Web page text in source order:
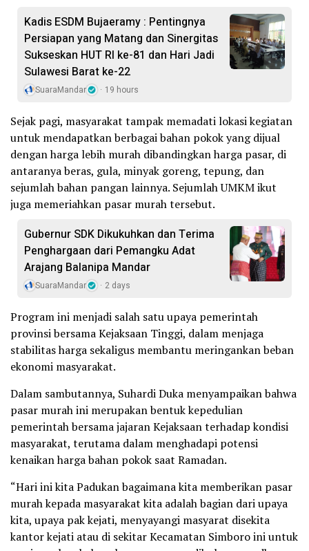
Kadis ESDM Bujaeramy : Pentingnya
Persiapan yang Matang dan Sinergitas
Sukseskan HUT RI ke-81 dan Hari Jadi
Sulawesi Barat ke-22
SuaraMandar 19 hours
Sejak pagi, masyarakat tampak memadati lokasi kegiatan
untuk mendapatkan berbagai bahan pokok yang dijual
dengan harga lebih murah dibandingkan harga pasar, di
antaranya beras, gula, minyak goreng, tepung, dan
sejumlah bahan pangan lainnya. Sejumlah UMKM ikut
juga memeriahkan pasar murah tersebut.
Gubernur SDK Dikukuhkan dan Terima
Penghargaan dari Pemangku Adat
Arajang Balanipa Mandar
SuaraMandar 2 days
Program ini menjadi salah satu upaya pemerintah
provinsi bersama Kejaksaan Tinggi, dalam menjaga
stabilitas harga sekaligus membantu meringankan beban
ekonomi masyarakat.
Dalam sambutannya, Suhardi Duka menyampaikan bahwa
pasar murah ini merupakan bentuk kepedulian
pemerintah bersama jajaran Kejaksaan terhadap kondisi
masyarakat, terutama dalam menghadapi potensi
kenaikan harga bahan pokok saat Ramadan.
“Hari ini kita Padukan bagaimana kita memberikan pasar
murah kepada masyarakat kita adalah bagian dari upaya
kita, upaya pak kejati, menyayangi masyarat disekita
kantor kejati atau di sekitar Kecamatan Simboro ini untuk